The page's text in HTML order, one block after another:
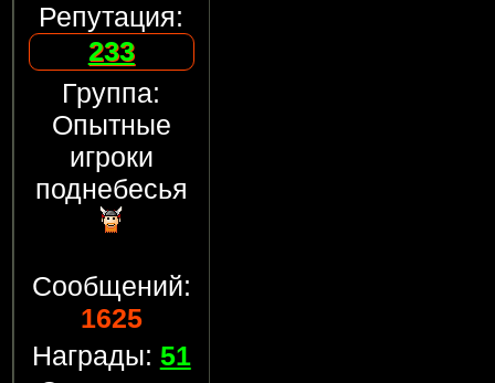
Репутация:
233
Группа:
Опытные
игроки
поднебесья
Сообщений:
1625
Награды: 51